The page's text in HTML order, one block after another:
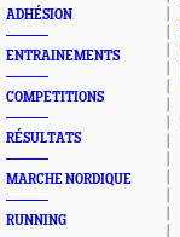
ADHÉSION
ENTRAINEMENTS
COMPETITIONS
RÉSULTATS
MARCHE NORDIQUE
RUNNING